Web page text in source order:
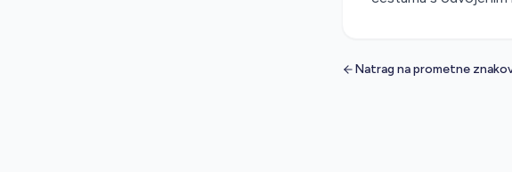
Natrag na prometne